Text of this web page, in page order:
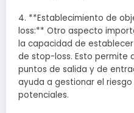
4. **Establecimiento de
loss:** Otro aspecto
la capacidad de
de stop-loss. Esto permite
puntos de salida y de
ayuda a gestionar el
potenciales.